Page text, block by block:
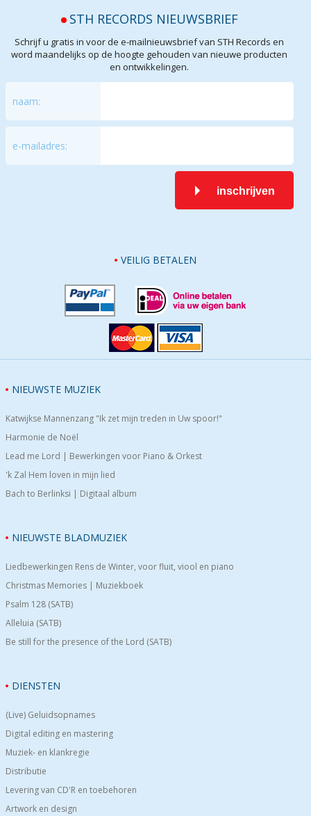
STH RECORDS NIEUWSBRIEF
Schrijf u gratis in voor de e-mailnieuwsbrief van STH Records en
word maandelijks op de hoogte gehouden van nieuwe producten
en ontwikkelingen.
naam:
e-mailadres:
inschrijven
VEILIG BETALEN
NIEUWSTE MUZIEK
Katwijkse Mannenzang "Ik zet mijn treden in Uw spoor!"
Harmonie de Noël
Lead me Lord | Bewerkingen voor Piano & Orkest
'k Zal Hem loven in mijn lied
Bach to Berlinksi | Digitaal album
NIEUWSTE BLADMUZIEK
Liedbewerkingen Rens de Winter, voor fluit, viool en piano
Christmas Memories | Muziekboek
Psalm 128 (SATB)
Alleluia (SATB)
Be still for the presence of the Lord (SATB)
DIENSTEN
(Live) Geluidsopnames
Digital editing en mastering
Muziek- en klankregie
Distributie
Levering van CD'R en toebehoren
Artwork en design